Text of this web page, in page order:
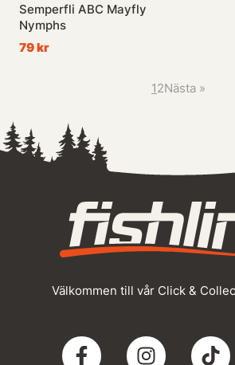
Semperfli ABC Mayfly
Nymphs
79 kr
12Nästa »
Välkommen till vår Click &